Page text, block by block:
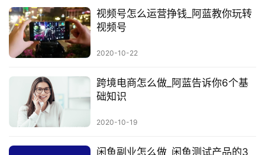
讯
开
眼
案
指
视频号怎么运营挣钱_阿蓝教你玩转
视频号
2020-10-22
跨境电商怎么做_阿蓝告诉你6个基
础知识
2020-10-19
闲鱼副业怎么做_闲鱼测试产品的3